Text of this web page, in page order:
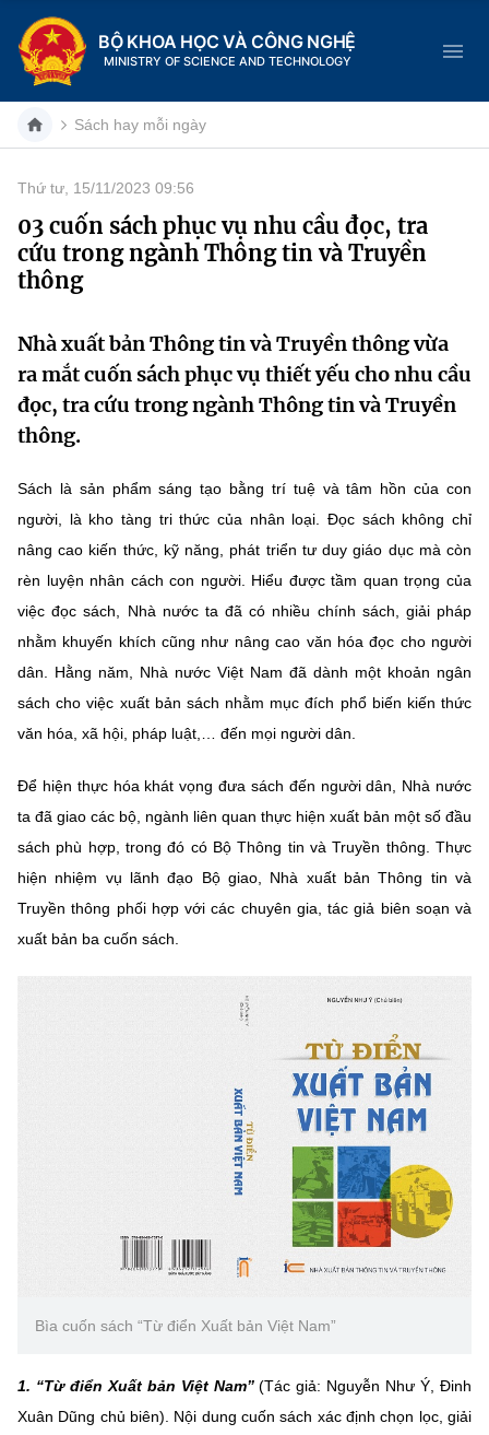
BỘ KHOA HỌC VÀ CÔNG NGHỆ
MINISTRY OF SCIENCE AND TECHNOLOGY
Danh mục
Trang chủ
Chức năng nhiệm vụ
Cơ cấu tổ chức
Sở Khoa học và Công nghệ
Tin tức sự kiện
Khoa học và Công nghệ
Chuyển đổi số
Bưu chính, Viễn thông
Tiêu chuẩn, đo lường, chất lượng
Năng lượng nguyên tử
Tin tổng hợp
Tin địa phương
Dịch vụ công
Văn bản QPPL
Lấy ý kiến người dân về dự thảo VBQPPL
MST IOFFICE
THỐNG KÊ
Khoa học và Công nghệ
Đổi mới sáng tạo
Bưu chính, Viễn thông
Sở hữu trí tuệ
Tiêu chuẩn, đo lường, chất lượng
Năng lượng nguyên tử
Multimedia
THƯ ĐIỆN TỬ
Khác
Ảnh
Nhiệm vụ trọng tâm
English
BỘ KHOA HỌC VÀ CÔNG NGHỆ
MINISTRY OF SCIENCE AND TECHNOLOGY
Góp ý
Cơ quan chủ quản: Bộ Khoa học và Công nghệ (MST)
Giám đốc Trung tâm Truyền thông Khoa học và Công nghệ.
Địa chỉ: Ban Biên tập Cổng TTĐT - 18 Nguyễn Du, TP. Hà Nội
Email:stc@mst.gov.vn
Sách hay mỗi ngày
Thứ tư, 15/11/2023 09:56
03 cuốn sách phục vụ nhu cầu đọc, tra
cứu trong ngành Thông tin và Truyền
thông
Nhà xuất bản Thông tin và Truyền thông vừa
ra mắt cuốn sách phục vụ thiết yếu cho nhu cầu
đọc, tra cứu trong ngành Thông tin và Truyền
thông.
Sách là sản phẩm sáng tạo bằng trí tuệ và tâm hồn của con
người, là kho tàng tri thức của nhân loại. Đọc sách không chỉ
nâng cao kiến thức, kỹ năng, phát triển tư duy giáo dục mà còn
rèn luyện nhân cách con người. Hiểu được tầm quan trọng của
việc đọc sách, Nhà nước ta đã có nhiều chính sách, giải pháp
nhằm khuyến khích cũng như nâng cao văn hóa đọc cho người
dân. Hằng năm, Nhà nước Việt Nam đã dành một khoản ngân
sách cho việc xuất bản sách nhằm mục đích phổ biến kiến thức
văn hóa, xã hội, pháp luật,… đến mọi người dân.
Để hiện thực hóa khát vọng đưa sách đến người dân, Nhà nước
ta đã giao các bộ, ngành liên quan thực hiện xuất bản một số đầu
sách phù hợp, trong đó có Bộ Thông tin và Truyền thông. Thực
hiện nhiệm vụ lãnh đạo Bộ giao, Nhà xuất bản Thông tin và
Truyền thông phối hợp với các chuyên gia, tác giả biên soạn và
xuất bản ba cuốn sách.
Bìa cuốn sách “Từ điển Xuất bản Việt Nam”
1. “Từ điển Xuất bản Việt Nam”(Tác giả: Nguyễn Như Ý, Đinh
Xuân Dũng chủ biên). Nội dung cuốn sách xác định chọn lọc, giải